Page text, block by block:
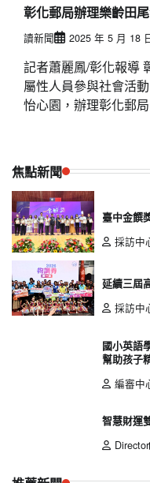
彰化郵局辦理樂齡田
讀新聞 2025 年 5 月 18
記者蕭麗鳳/彰化報導
屬性人員參與社會活
怡心園，辦理彰化郵
焦點新聞
臺中金饌
採訪中
延續三屆
採訪中
國小英語
幫助孩子
編審中
智慧財運
Director